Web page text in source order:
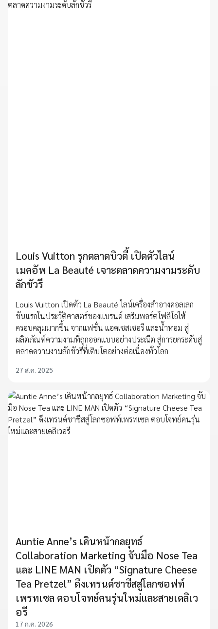
Louis Vuitton รุกตลาดบิวตี้ เปิดตัวไลน์
เมคอัพ La Beauté เจาะตลาดความงามระดับ
ลักชัวรี
Louis Vuitton เปิดตัว La Beauté ไลน์เครื่องสำอางคอลเลก
ชันแรกในประวัติศาสตร์ของแบรนด์ เสริมพอร์ตโฟลิโอให้
ครอบคลุมมากขึ้น จากแฟชั่น แอคเซสเซอรี และน้ำหอม สู่
ผลิตภัณฑ์ความงามที่ถูกออกแบบอย่างประณีต สู่การยกระดับสู่
ตลาดความงามลักชัวรีที่เติบโตอย่างต่อเนื่องทั่วโลก
27 ส.ค. 2025
Auntie Anne’s เดินหน้ากลยุทธ์
Collaboration Marketing จับมือ Nose Tea
และ LINE MAN เปิดตัว “Signature Cheese
Tea Pretzel” ดึงเทรนด์ชาชีสสู่โลกซอฟท์
เพรทเซล ตอบโจทย์คนรุ่นใหม่และสายเดลิเว
อรี
17 ก.ค. 2026